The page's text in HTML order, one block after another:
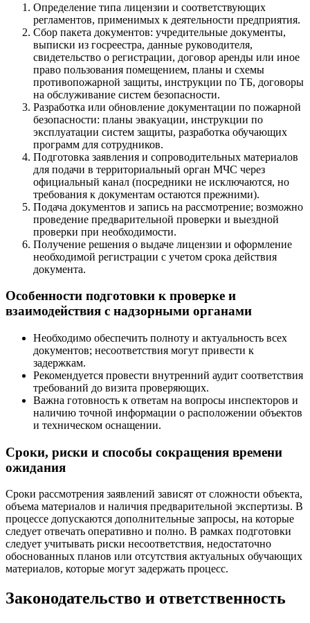
Определение типа лицензии и соответствующих
регламентов, применимых к деятельности предприятия.
Сбор пакета документов: учредительные документы,
выписки из госреестра, данные руководителя,
свидетельство о регистрации, договор аренды или иное
право пользования помещением, планы и схемы
противопожарной защиты, инструкции по ТБ, договоры
на обслуживание систем безопасности.
Разработка или обновление документации по пожарной
безопасности: планы эвакуации, инструкции по
эксплуатации систем защиты, разработка обучающих
программ для сотрудников.
Подготовка заявления и сопроводительных материалов
для подачи в территориальный орган МЧС через
официальный канал (посредники не исключаются, но
требования к документам остаются прежними).
Подача документов и запись на рассмотрение; возможно
проведение предварительной проверки и выездной
проверки при необходимости.
Получение решения о выдаче лицензии и оформление
необходимой регистрации с учетом срока действия
документа.
Особенности подготовки к проверке и
взаимодействия с надзорными органами
Необходимо обеспечить полноту и актуальность всех
документов; несоответствия могут привести к
задержкам.
Рекомендуется провести внутренний аудит соответствия
требований до визита проверяющих.
Важна готовность к ответам на вопросы инспекторов и
наличию точной информации о расположении объектов
и техническом оснащении.
Сроки, риски и способы сокращения времени
ожидания
Сроки рассмотрения заявлений зависят от сложности объекта,
объема материалов и наличия предварительной экспертизы. В
процессе допускаются дополнительные запросы, на которые
следует отвечать оперативно и полно. В рамках подготовки
следует учитывать риски несоответствия, недостаточно
обоснованных планов или отсутствия актуальных обучающих
материалов, которые могут задержать процесс.
Законодательство и ответственность